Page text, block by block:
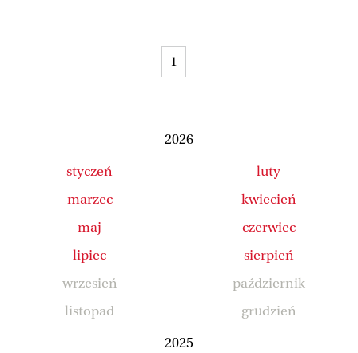
1
2026
styczeń
luty
marzec
kwiecień
maj
czerwiec
lipiec
sierpień
wrzesień
październik
listopad
grudzień
2025